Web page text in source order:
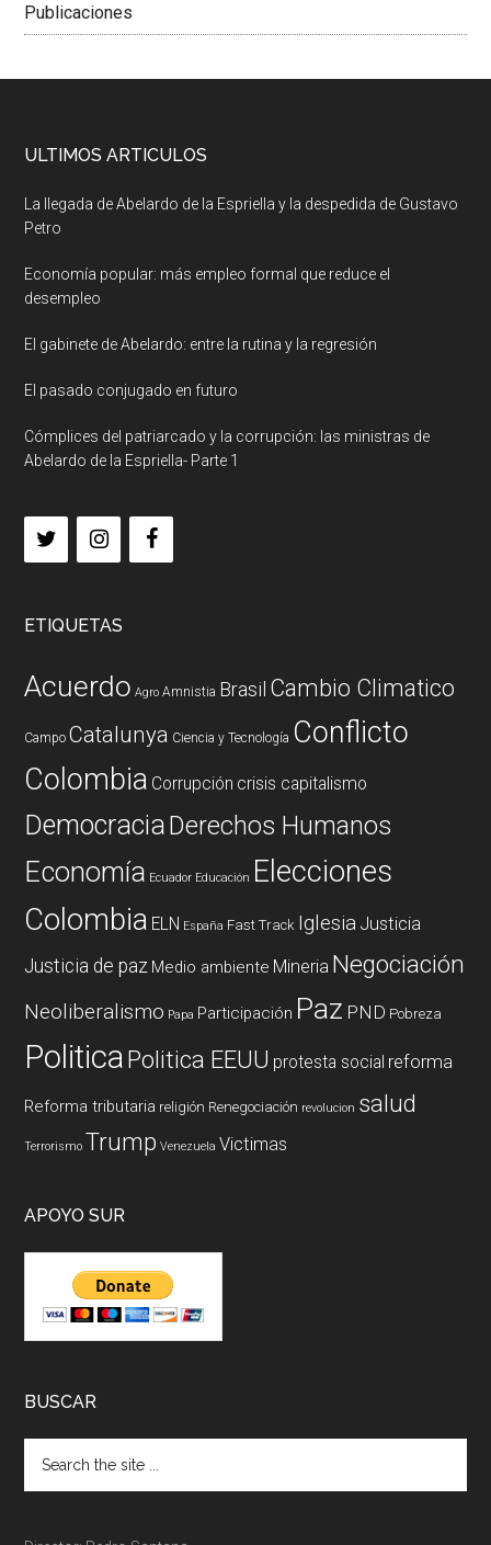
Publicaciones
ULTIMOS ARTICULOS
La llegada de Abelardo de la Espriella y la despedida de Gustavo
Petro
Economía popular: más empleo formal que reduce el
desempleo
El gabinete de Abelardo: entre la rutina y la regresión
El pasado conjugado en futuro
Cómplices del patriarcado y la corrupción: las ministras de
Abelardo de la Espriella- Parte 1
ETIQUETAS
Acuerdo Agro Amnistia Brasil Cambio Climatico
Campo Catalunya Ciencia y Tecnología Conflicto
Colombia Corrupción crisis capitalismo
DemocraciaDerechos Humanos
Economía Ecuador Educación Elecciones
Colombia ELN España Fast Track Iglesia Justicia
Justicia de paz Medio ambiente Mineria Negociación
Neoliberalismo Papa Participación Paz PND Pobreza
PoliticaPolitica EEUU protesta social reforma
Reforma tributaria religión Renegociación revolucion salud
Terrorismo Trump Venezuela Victimas
APOYO SUR
BUSCAR